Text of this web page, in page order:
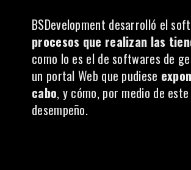
BSDevelopment desarrolló el
procesos que realizan las
como lo es el de softwares de
un portal Web que pudiese
cabo, y cómo, por medio de
desempeño.